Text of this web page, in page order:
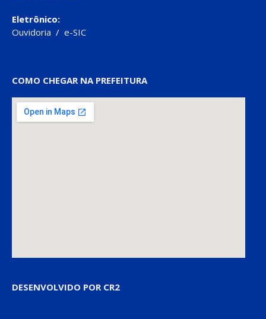
Eletrônico:
Ouvidoria / e-SIC
COMO CHEGAR NA PREFEITURA
DESENVOLVIDO POR CR2